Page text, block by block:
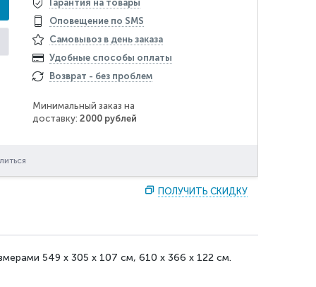
Гарантия на товары
Оповещение по SMS
Самовывоз в день заказа
Удобные способы оплаты
Возврат - без проблем
Минимальный заказ на
доставку:2000 рублей
ПОЛУЧИТЬ СКИДКУ
549 х 305 х 107 см, 610 х 366 х 122 см.